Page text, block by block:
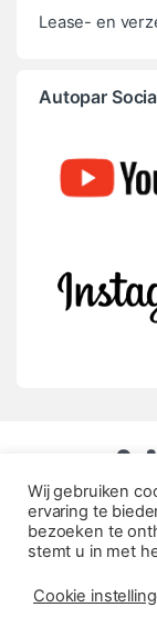
Lease- en
Autopar
Wij gebruiken
ervaring te
bezoeken te
stemt u in met
Cookie